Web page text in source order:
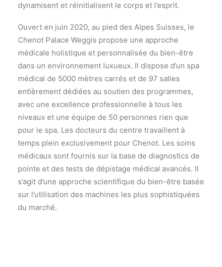
dynamisent et réinitialisent le corps et l’esprit.
Ouvert en juin 2020, au pied des Alpes Suisses, le
Chenot Palace Weggis propose une approche
médicale holistique et personnalisée du bien-être
dans un environnement luxueux. Il dispose d’un spa
médical de 5000 mètres carrés et de 97 salles
entièrement dédiées au soutien des programmes,
avec une excellence professionnelle à tous les
niveaux et une équipe de 50 personnes rien que
pour le spa. Les docteurs du centre travaillent à
temps plein exclusivement pour Chenot. Les soins
médicaux sont fournis sur la base de diagnostics de
pointe et des tests de dépistage médical avancés. Il
s’agit d’une approche scientifique du bien-être basée
sur l’utilisation des machines les plus sophistiquées
du marché.